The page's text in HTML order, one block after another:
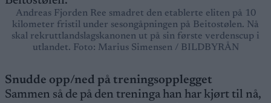
Andreas Fjorden Ree smadret den etablerte eliten på 10
kilometer fristil under sesongåpningen på Beitostølen. Nå
skal rekruttlandslagskanonen ut på sin første verdenscup i
utlandet. Foto: Marius Simensen / BILDBYRÅN
Snudde opp/ned på treningsopplegget
Sammen så de på den treninga han har kjørt til nå,